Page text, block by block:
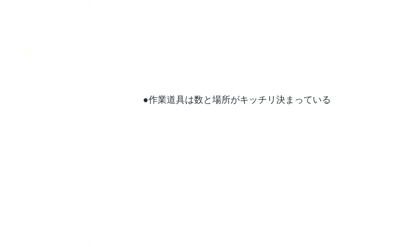
●作業道具は数と場所がキッチリ決まっている